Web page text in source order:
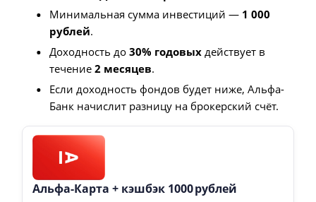
Минимальная сумма инвестиций — 1 000
рублей.
Доходность до 30% годовыхдействует в
течение 2 месяцев.
Если доходность фондов будет ниже, Альфа-
Банк начислит разницу на брокерский счёт.
Альфа‑Карта + кэшбэк 1000 рублей